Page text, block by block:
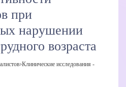
при
нарушении
возраста
›Клинические исследования -